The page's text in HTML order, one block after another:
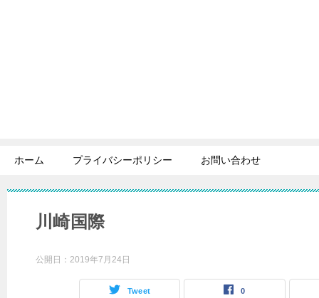
ホーム プライバシーポリシー お問い合わせ
川崎国際
公開日： 2019年7月24日
Tweet 0